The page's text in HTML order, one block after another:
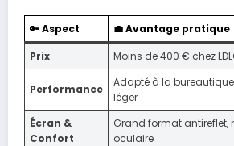
🔑 Aspect
💼 Avantage pratique
Prix
Moins de 400 € chez
Performance
Adapté à la
léger
Écran &
Confort
Grand format antireflet,
oculaire